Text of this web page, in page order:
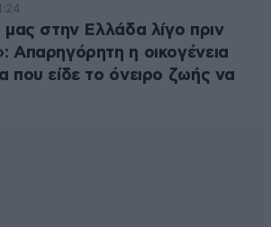
μας στην Ελλάδα λίγο πριν
Απαρηγόρητη η οικογένεια
που είδε το όνειρο ζωής να